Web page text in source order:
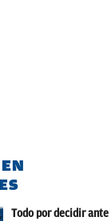
Todo por decidir ante